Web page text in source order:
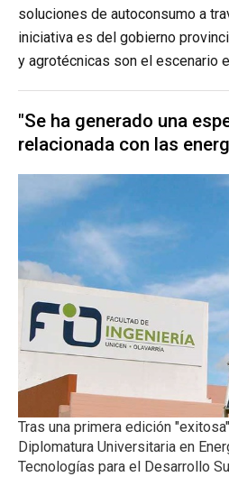
soluciones de autoconsumo a
iniciativa es del gobierno
y agrotécnicas son el escenario
"Se ha generado una
relacionada con las
Tras una primera edición
Diplomatura Universitaria en
Tecnologías para el Desarrollo